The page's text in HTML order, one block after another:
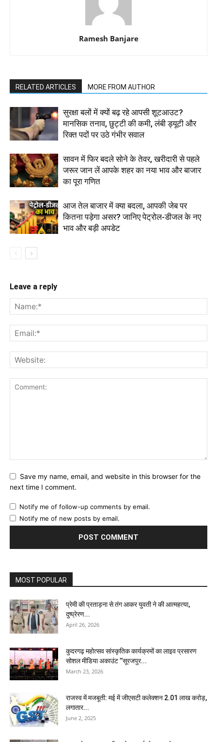
Ramesh Banjare
RELATED ARTICLES MORE FROM AUTHOR
सुरक्षा बलों में क्यों बढ़ रहे आपसी शूटआउट?
मानसिक तनाव, छुट्टी की कमी, लंबी ड्यूटी और
रिक्त पदों पर उठे गंभीर सवाल
सावन में फिर बदले सोने के तेवर, खरीदारी से पहले
जरूर जान लें आपके शहर का नया भाव और बाजार
का पूरा गणित
आज तेल बाजार में क्या बदला, आपकी जेब पर
कितना पड़ेगा असर? जानिए पेट्रोल-डीजल के नए
भाव और बड़ी अपडेट
Leave a reply
Save my name, email, and website in this browser for the
next time I comment.
Notify me of follow-up comments by email.
Notify me of new posts by email.
MOST POPULAR
प्रेमी की प्रताड़ना से तंग आकर युवती ने की आत्महत्या,
दुष्प्रेरण...
April 26, 2026
कुदरगढ़ महोत्सव सांस्कृतिक कार्यक्रमों का लाइव प्रसारण
सोशल मीडिया अकाउंट ’’सूरजपुर...
March 23, 2026
राजस्व में मजबूती: मई में जीएसटी कलेक्शन 2.01 लाख करोड़,
लगातार...
June 2, 2025